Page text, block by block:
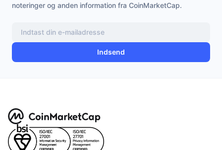
Sport
Finans
Kommende salg
MACD
Likvidationer
Finansieringsrenter
Ordforklaring
Diamant-belønninger
Lær og tjen
noteringer og anden information fra CoinMarketCap.
Indsend